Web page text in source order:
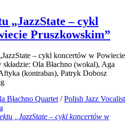
„JazzState – cykl
Pruszkowskim”
– cykl koncertów w Powiecie
Ola Błachno (wokal), Aga
(kontrabas), Patryk Dobosz
Błachno Quartet /Polish Jazz Vocalist
„JazzState – cykl koncertów w